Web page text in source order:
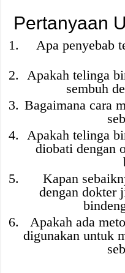
Pertanyaan
Apa penyebab
Apakah telinga
sembuh
Bagaimana cara
Apakah telinga
diobati dengan
Kapan
dengan dokter
Apakah ada
digunakan untuk